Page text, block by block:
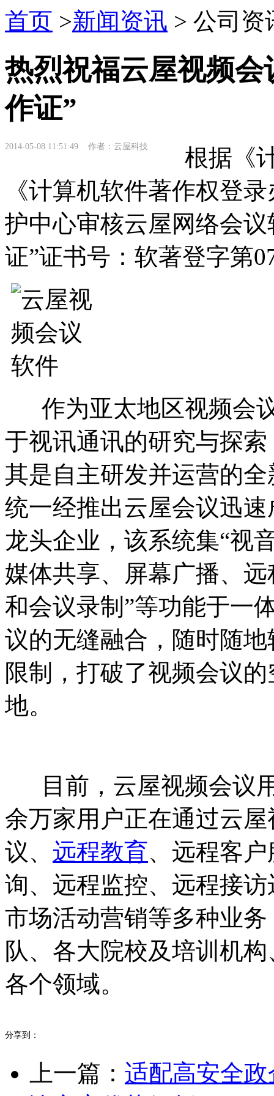
首页 >新闻资讯 > 公司资
热烈祝福云屋视频
作证”
2014-05-08 11:51:49 作者：云屋科技
根据《计
《计算机软件著作权登
护中心审核云屋网络会
证”证书号：软著登字第
作为亚太地区视频会
于视讯通讯的研究与探
其是自主研发并运营的
统一经推出云屋会议迅
龙头企业，该系统集“视
媒体共享、屏幕广播、
和会议录制”等功能于一
议的无缝融合，随时随
限制，打破了视频会议
地。
目前，云屋视频会议
余万家用户正在通过云
议、 远程教育、远程客
询、远程监控、远程接
市场活动营销等多种业
队、各大院校及培训机
各个领域。
分享到：
上一篇： 适配高安全